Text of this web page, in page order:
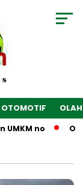
OTOMOTIF
UMKM no